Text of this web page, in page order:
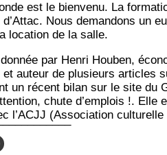
est le bien­ve­nu. La
Nous deman­dons un
loca­tion de la salle.
par Hen­ri Hou­ben,
et auteur de plu­sieurs articles
un récent bilan sur le site du
chute d’emplois !. Elle
l’AC­JJ (Asso­cia­tion